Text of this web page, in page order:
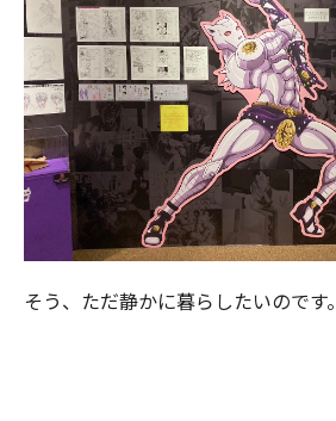
そう、ただ静かに暮らしたいのです。